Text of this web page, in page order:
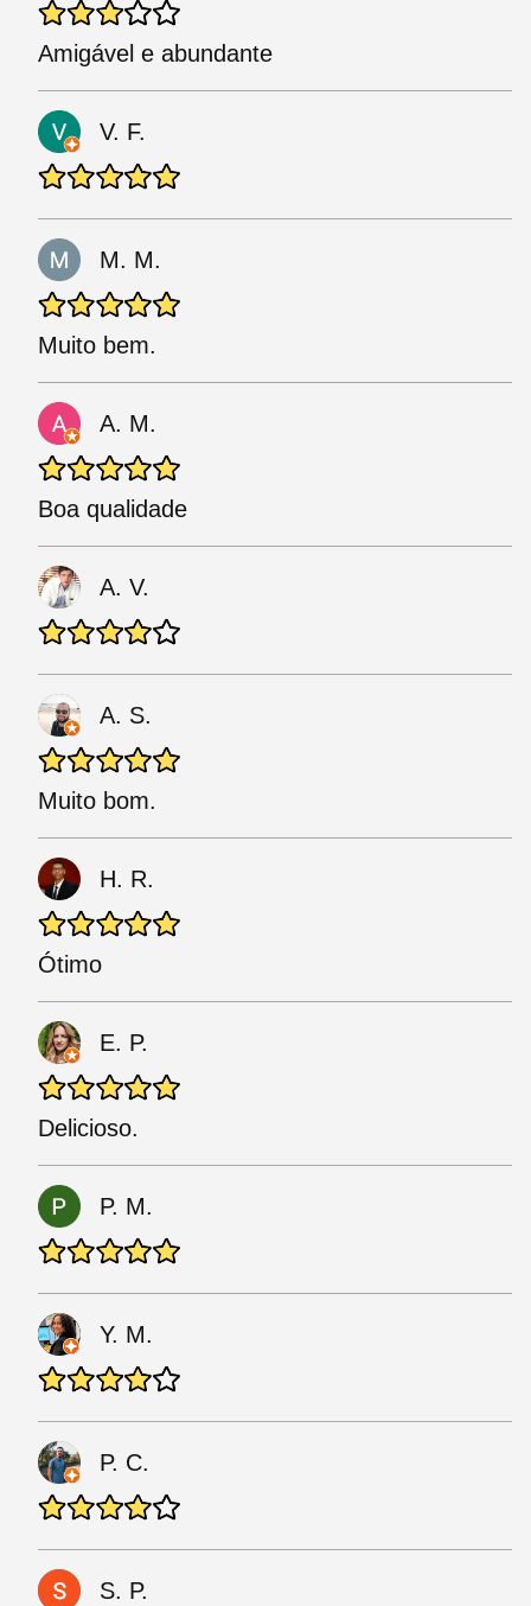
Amigável e abundante
V. F.
M. M.
Muito bem.
A. M.
Boa qualidade
A. V.
A. S.
Muito bom.
H. R.
Ótimo
E. P.
Delicioso.
P. M.
Y. M.
P. C.
S. P.